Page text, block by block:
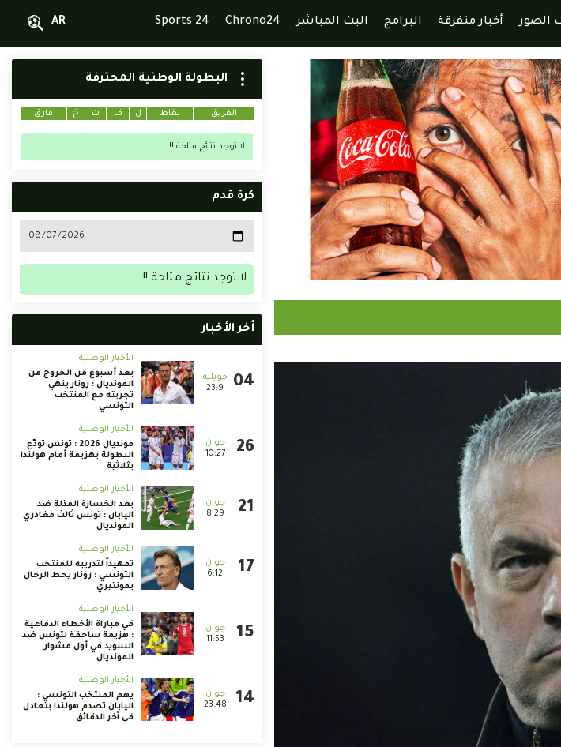
الصور أخبار متفرقة البرامج البث المباشر Chrono24
Sports 24
AR
البطولة الوطنية المحترفة
الفريق نقاط ل ف ت خ فارق
لا توجد نتائج متاحة !!
كرة قدم
لا توجد نتائج متاحة !!
أخر الأخبار
23:9
الأخبار الوطنية
بعد أسبوع من الخروج من
المونديال : رونار ينهي
تجربته مع المنتخب
التونسي
10:27
الأخبار الوطنية
مونديال 2026 : تونس تودّع
البطولة بهزيمة أمام هولندا
بثلاثية
8:29
الأخبار الوطنية
بعد الخسارة المذلة ضد
اليابان : تونس ثالث مغادري
المونديال
6:12
الأخبار الوطنية
تمهيداً لتدريبه للمنتخب
التونسي : رونار يحط الرحال
بمونتيري
11:53
الأخبار الوطنية
في مباراة الأخطاء الدفاعية
: هزيمة ساحقة لتونس ضد
السويد في أول مشوار
المونديال
23:48
الأخبار الوطنية
يهم المنتخب التونسي :
اليابان تصدم هولندا بتعادل
في آخر الدقائق